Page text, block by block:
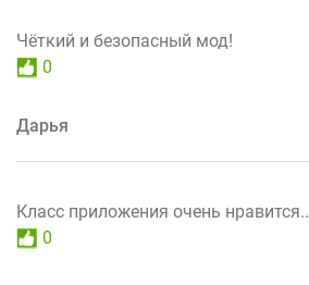
Чёткий и безопасный мод!
0
Дарья
Класс приложения очень нравится..
0